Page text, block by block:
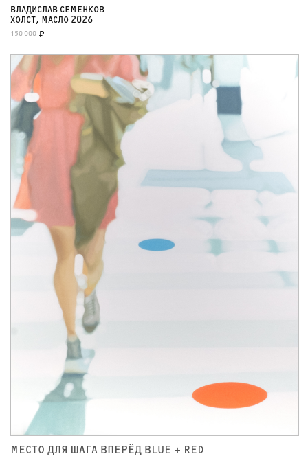
ВЛАДИСЛАВ СЕМЕНКОВ
ХОЛСТ, МАСЛО 2026
150 000 ₽
МЕСТО ДЛЯ ШАГА ВПЕРЁД BLUE + RED